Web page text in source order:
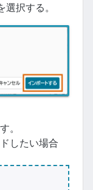
択する。
。
したい場合